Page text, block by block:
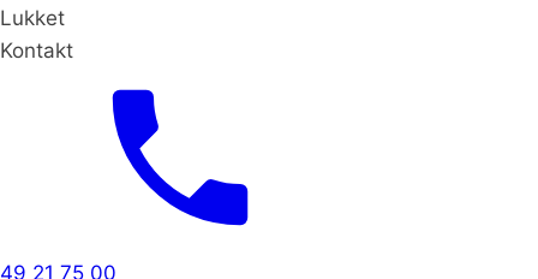
Lukket
Kontakt
49 21 75 00